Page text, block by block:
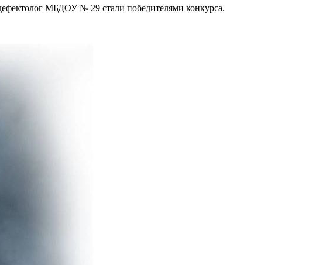
МБДОУ № 29 стали победителями конкурса.